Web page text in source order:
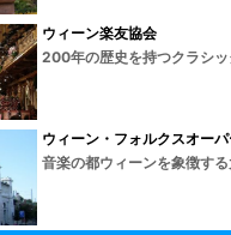
ウィーン楽友協会
200年の歴史を持つクラシ
ウィーン・フォルクスオー
音楽の都ウィーンを象徴す